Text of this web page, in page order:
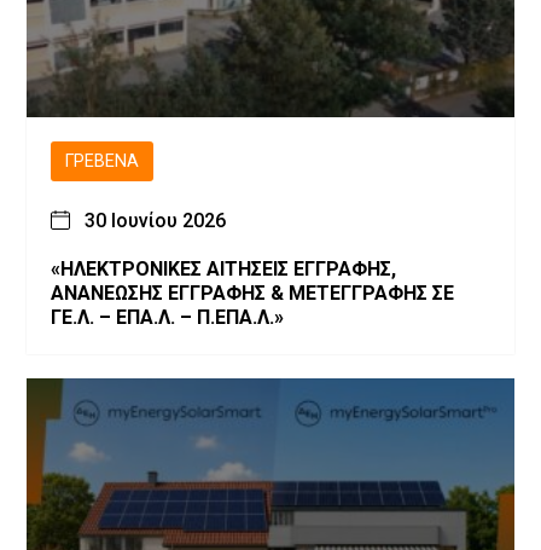
ΓΡΕΒΕΝΆ
30 Ιουνίου 2026
«ΗΛΕΚΤΡΟΝΙΚΕΣ ΑΙΤΗΣΕΙΣ ΕΓΓΡΑΦΗΣ,
ΑΝΑΝΕΩΣΗΣ ΕΓΓΡΑΦΗΣ & ΜΕΤΕΓΓΡΑΦΗΣ ΣΕ
ΓΕ.Λ. – ΕΠΑ.Λ. – Π.ΕΠΑ.Λ.»